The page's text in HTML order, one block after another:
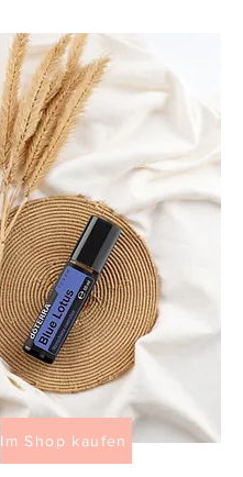
Im Shop kaufen